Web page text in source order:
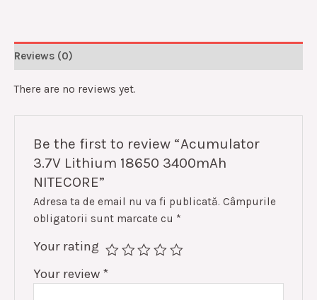
Reviews (0)
There are no reviews yet.
Be the first to review “Acumulator
3.7V Lithium 18650 3400mAh
NITECORE”
Adresa ta de email nu va fi publicată. Câmpurile
obligatorii sunt marcate cu *
Your rating
Your review *